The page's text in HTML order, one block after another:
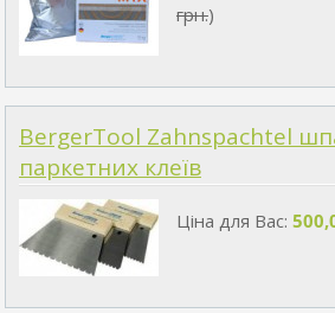
грн.)
BergerTool Zahnspachtel
паркетних клеїв
Ціна для Вас: